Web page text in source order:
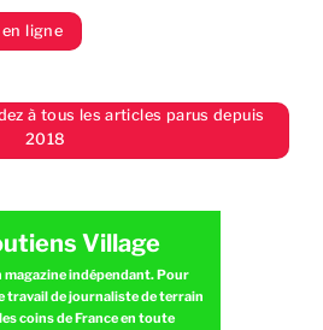
ligne
à tous les articles parus depuis
2018
Village
magazine indépendant. Pour
travail de journaliste de terrain
coins de France en toute